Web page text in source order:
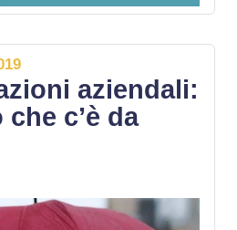
aziendali:
c’è da